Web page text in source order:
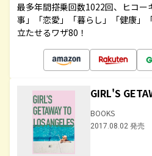
最多年間搭乗回数1022回、ヒコー
事」「恋愛」「暮らし」「健康」
立たせるワザ80！
GIRL'S
BOOKS
2017.08.02 発売